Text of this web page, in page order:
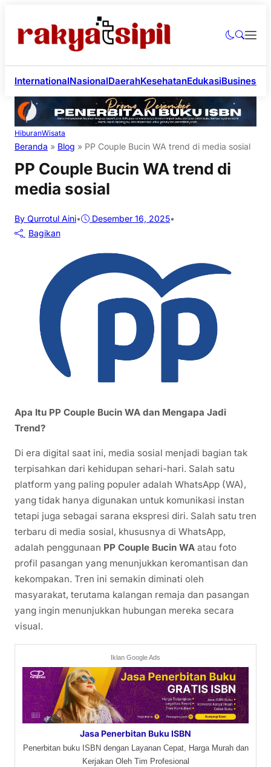
InternationalNasionalDaerahKesehatanEdukasiBusiness
HiburanWisata
Beranda » Blog » PP Couple Bucin WA trend di media sosial
PP Couple Bucin WA trend di
media sosial
By Qurrotul Aini• Desember 16, 2025•
Bagikan
Apa Itu PP Couple Bucin WA dan Mengapa Jadi
Trend?
Di era digital saat ini, media sosial menjadi bagian tak
terpisahkan dari kehidupan sehari-hari. Salah satu
platform yang paling populer adalah WhatsApp (WA),
yang tidak hanya digunakan untuk komunikasi instan
tetapi juga sebagai sarana ekspresi diri. Salah satu tren
terbaru di media sosial, khususnya di WhatsApp,
adalah penggunaan PP Couple Bucin WA atau foto
profil pasangan yang menunjukkan keromantisan dan
kekompakan. Tren ini semakin diminati oleh
masyarakat, terutama kalangan remaja dan pasangan
yang ingin menunjukkan hubungan mereka secara
visual.
Iklan Google Ads
Jasa Penerbitan Buku ISBN
Penerbitan buku ISBN dengan Layanan Cepat, Harga Murah dan
Kerjakan Oleh Tim Profesional